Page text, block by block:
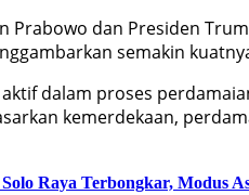
Prabowo dan Presiden
semakin
dalam proses
kemerdekaan,
Raya Terbongkar, Modus